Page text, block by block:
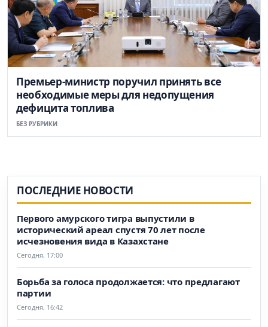
Премьер-министр поручил принять все
необходимые меры для недопущения
дефицита топлива
БЕЗ РУБРИКИ
ПОСЛЕДНИЕ НОВОСТИ
Первого амурского тигра выпустили в
исторический ареал спустя 70 лет после
исчезновения вида в Казахстане
Сегодня, 17:00
Борьба за голоса продолжается: что предлагают
партии
Сегодня, 16:42